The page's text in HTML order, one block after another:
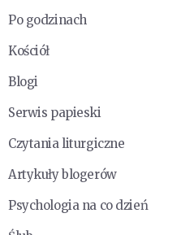
Po godzinach
Kościół
Blogi
Serwis papieski
Czytania liturgiczne
Artykuły blogerów
Psychologia na co dzień